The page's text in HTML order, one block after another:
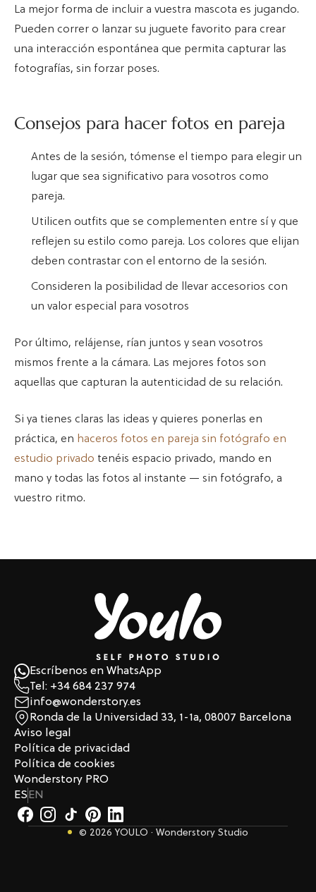
La mejor forma de incluir a vuestra mascota es jugando.
Pueden correr o lanzar su juguete favorito para crear
una interacción espontánea que permita capturar las
fotografías, sin forzar poses.
Consejos para hacer fotos en pareja
Antes de la sesión, tómense el tiempo para elegir un
lugar que sea significativo para vosotros como
pareja.
Utilicen outfits que se complementen entre sí y que
reflejen su estilo como pareja. Los colores que elijan
deben contrastar con el entorno de la sesión.
Consideren la posibilidad de llevar accesorios con
un valor especial para vosotros
Por último, relájense, rían juntos y sean vosotros
mismos frente a la cámara. Las mejores fotos son
aquellas que capturan la autenticidad de su relación.
Si ya tienes claras las ideas y quieres ponerlas en
práctica, en haceros fotos en pareja sin fotógrafo en
estudio privado tenéis espacio privado, mando en
mano y todas las fotos al instante — sin fotógrafo, a
vuestro ritmo.
Escríbenos en WhatsApp
Tel: +34 684 237 974
info@wonderstory.es
Ronda de la Universidad 33, 1-1a, 08007 Barcelona
Aviso legal
Política de privacidad
Política de cookies
Wonderstory PRO
ESEN
© 2026 YOULO · Wonderstory Studio